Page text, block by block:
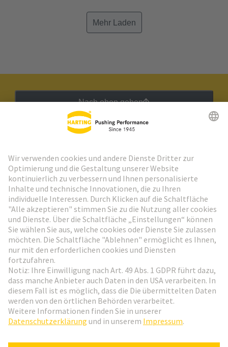
Mehr Laden
Nach oben gehen
Weiter zur Anmeldung
Social Media
Deutschland Deutsch